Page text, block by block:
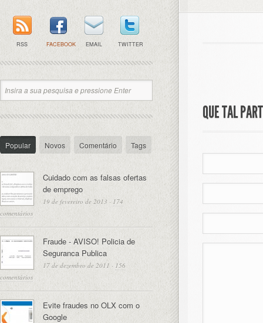
QUE TAL
RSS FACEBOOK EMAIL TWITTER
Popular Novos Comentário Tags
Cuidado com as falsas ofertas
de emprego
19 de fevereiro de 2013 · 174
comentários
Fraude - AVISO! Policia de
Seguranca Publica
17 de dezembro de 2011 · 156
comentários
Evite fraudes no OLX com o
Google